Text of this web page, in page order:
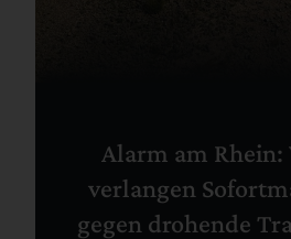
Alarm am Rhein:
verlangen
gegen drohende